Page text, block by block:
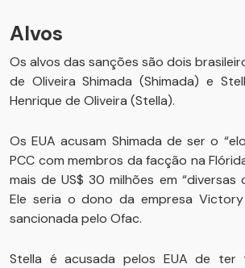
Alvos
Os alvos das sanções são dois
de Oliveira Shimada (Shimada) e
Henrique de Oliveira (Stella).
Os EUA acusam Shimada de ser o
PCC com membros da facção na
mais de US$ 30 milhões em “diversas
Ele seria o dono da empresa Victory
sancionada pelo Ofac.
Stella é acusada pelos EUA de ter